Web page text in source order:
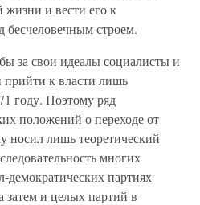
жизни и вести его к
бесчеловечным строем.
за свои идеалы социалисты и
к власти лишь
году. Поэтому ряд
положений о переходе от
носил лишь теоретический
многих
демократических партиях
затем и целых партий в